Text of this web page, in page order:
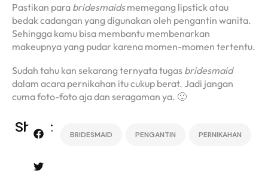
Pastikan para bridesmaidsmemegang lipstick atau
bedak cadangan yang digunakan oleh pengantin wanita.
Sehingga kamu bisa membantu membenarkan
makeupnya yang pudar karena momen-momen tertentu.
Sudah tahu kan sekarang ternyata tugas bridesmaid
dalam acara pernikahan itu cukup berat. Jadi jangan
cuma foto-foto aja dan seragaman ya. 🙂
Share: BRIDESMAID PENGANTIN PERNIKAHAN